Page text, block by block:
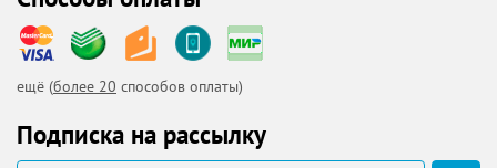
ещё (более 20 способов оплаты)
Подписка на рассылку